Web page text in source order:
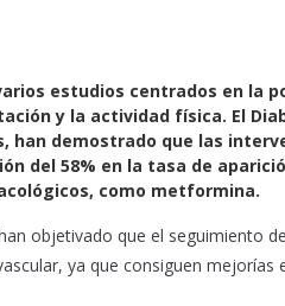
estudios centrados en la
y la actividad física. El
han demostrado que las
del 58% en la tasa de
como metformina.
objetivado que el seguimiento
ya que consiguen